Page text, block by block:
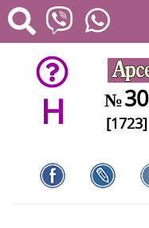
H №30
[1723]